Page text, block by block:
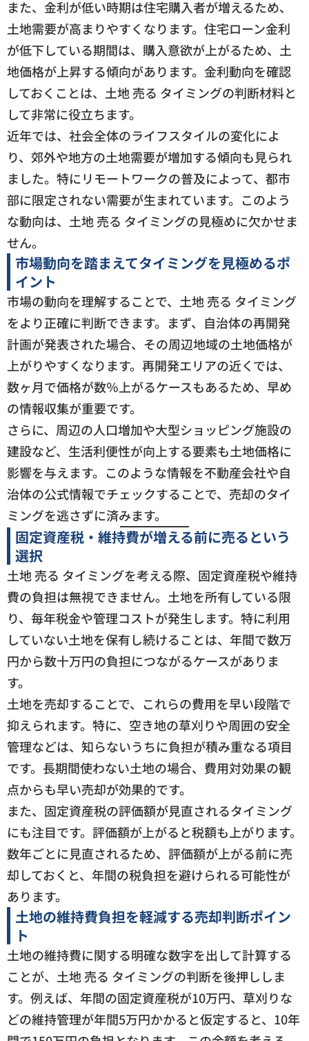
また、金利が低い時期は住宅購入者が増えるため、
土地需要が高まりやすくなります。住宅ローン金利
が低下している期間は、購入意欲が上がるため、土
地価格が上昇する傾向があります。金利動向を確認
しておくことは、土地 売る タイミングの判断材料と
して非常に役立ちます。
近年では、社会全体のライフスタイルの変化によ
り、郊外や地方の土地需要が増加する傾向も見られ
ました。特にリモートワークの普及によって、都市
部に限定されない需要が生まれています。このよう
な動向は、土地 売る タイミングの見極めに欠かせま
せん。
市場動向を踏まえてタイミングを見極めるポ
イント
市場の動向を理解することで、土地 売る タイミング
をより正確に判断できます。まず、自治体の再開発
計画が発表された場合、その周辺地域の土地価格が
上がりやすくなります。再開発エリアの近くでは、
数ヶ月で価格が数％上がるケースもあるため、早め
の情報収集が重要です。
さらに、周辺の人口増加や大型ショッピング施設の
建設など、生活利便性が向上する要素も土地価格に
影響を与えます。このような情報を不動産会社や自
治体の公式情報でチェックすることで、売却のタイ
ミングを逃さずに済みます。
固定資産税・維持費が増える前に売るという
選択
土地 売る タイミングを考える際、固定資産税や維持
費の負担は無視できません。土地を所有している限
り、毎年税金や管理コストが発生します。特に利用
していない土地を保有し続けることは、年間で数万
円から数十万円の負担につながるケースがありま
す。
土地を売却することで、これらの費用を早い段階で
抑えられます。特に、空き地の草刈りや周囲の安全
管理などは、知らないうちに負担が積み重なる項目
です。長期間使わない土地の場合、費用対効果の観
点からも早い売却が効果的です。
また、固定資産税の評価額が見直されるタイミング
にも注目です。評価額が上がると税額も上がります。
数年ごとに見直されるため、評価額が上がる前に売
却しておくと、年間の税負担を避けられる可能性が
あります。
土地の維持費負担を軽減する売却判断ポイン
ト
土地の維持費に関する明確な数字を出して計算する
ことが、土地 売る タイミングの判断を後押ししま
す。例えば、年間の固定資産税が10万円、草刈りな
どの維持管理が年間5万円かかると仮定すると、10年